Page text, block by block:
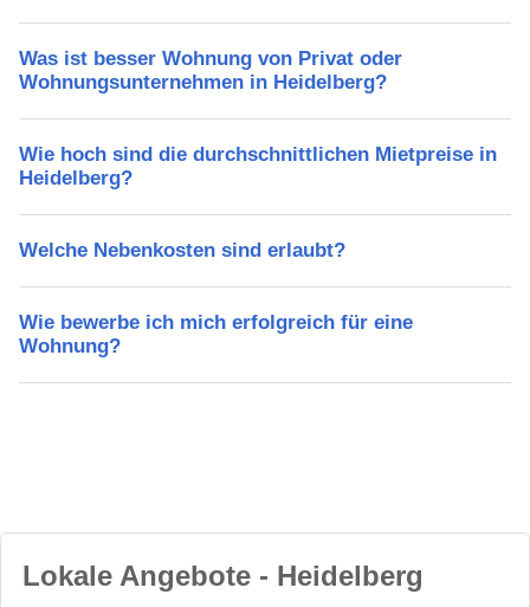
Was ist besser Wohnung von Privat oder
Wohnungsunternehmen in Heidelberg?
Wie hoch sind die durchschnittlichen Mietpreise in
Heidelberg?
Welche Nebenkosten sind erlaubt?
Wie bewerbe ich mich erfolgreich für eine
Wohnung?
Lokale Angebote - Heidelberg